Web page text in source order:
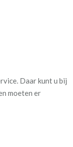
Daar kunt u bij
moeten er